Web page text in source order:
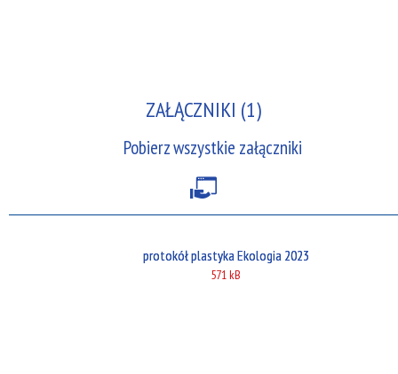
ZAŁĄCZNIKI (1)
Pobierz wszystkie załączniki
protokół plastyka Ekologia 2023
571 kB